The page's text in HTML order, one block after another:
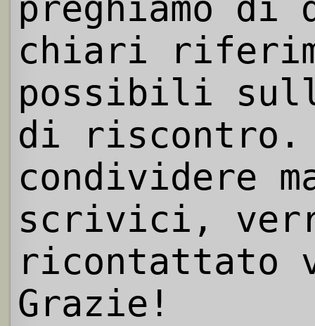
preghiamo
chiari
possibili
di riscontro.
condividere
scrivici,
ricontattato
Grazie!